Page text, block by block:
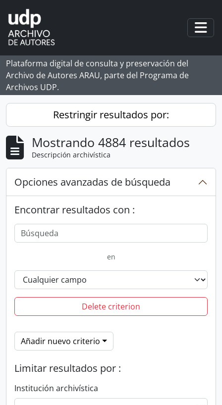
Skip to main content
Plataforma digital de consulta y preservación del
Archivo de Autores ARAU, parte del Programa de
Archivos UDP.
Restringir resultados por:
Mostrando 4884 resultados
Descripción archivística
Opciones avanzadas de búsqueda
Encontrar resultados con :
en
Delete criterion
Añadir nuevo criterio
Limitar resultados por :
Institución archivística